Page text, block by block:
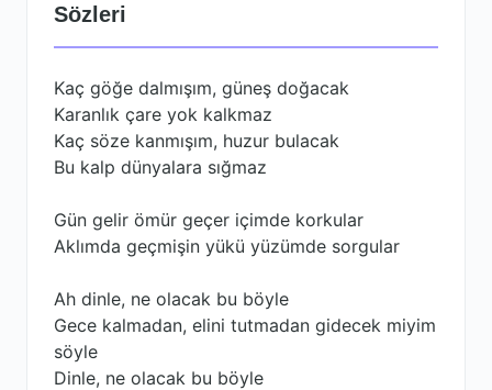
Sözleri
Kaç göğe dalmışım, güneş doğacak
Karanlık çare yok kalkmaz
Kaç söze kanmışım, huzur bulacak
Bu kalp dünyalara sığmaz
Gün gelir ömür geçer içimde korkular
Aklımda geçmişin yükü yüzümde sorgular
Ah dinle, ne olacak bu böyle
Gece kalmadan, elini tutmadan gidecek miyim
söyle
Dinle, ne olacak bu böyle